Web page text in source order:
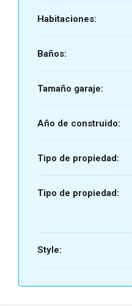
Habitaciones:
Baños:
Tamaño garaje:
Año de construido:
Tipo de propiedad:
Tipo de propiedad:
Style: